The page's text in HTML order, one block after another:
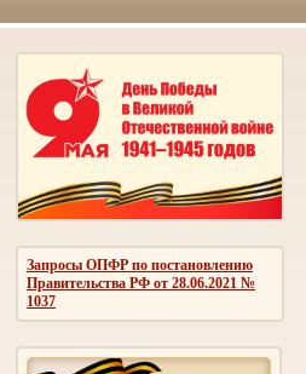
Тел.: (861) 219-24-00
Запросы ОПФР по постановлению
Правительства РФ от 28.06.2021 №
1037